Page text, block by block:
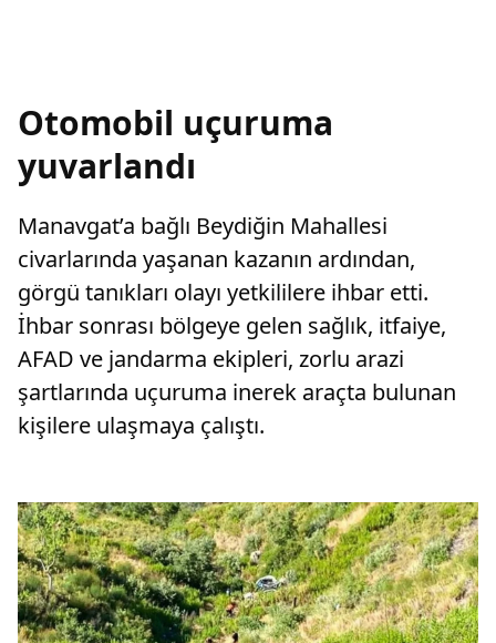
Otomobil uçuruma
yuvarlandı
Manavgat’a bağlı Beydiğin Mahallesi
civarlarında yaşanan kazanın ardından,
görgü tanıkları olayı yetkililere ihbar etti.
İhbar sonrası bölgeye gelen sağlık, itfaiye,
AFAD ve jandarma ekipleri, zorlu arazi
şartlarında uçuruma inerek araçta bulunan
kişilere ulaşmaya çalıştı.